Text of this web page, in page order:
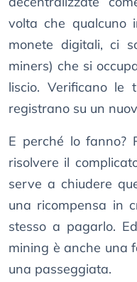
volta che qualcuno
monete digitali, ci
miners) che si
liscio. Verificano le
registrano su un
E perché lo fanno?
risolvere il
serve a chiudere
una ricompensa in
stesso a pagarlo.
mining è anche una
una passeggiata.